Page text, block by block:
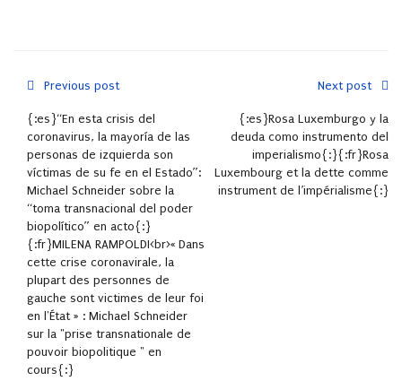
Previous post
{:es}“En esta crisis del
coronavirus, la mayoría de las
personas de izquierda son
víctimas de su fe en el Estado”:
Michael Schneider sobre la
“toma transnacional del poder
biopolítico” en acto{:}
{:fr}MILENA RAMPOLDI<br>« Dans
cette crise coronavirale, la
plupart des personnes de
gauche sont victimes de leur foi
en l'État » : Michael Schneider
sur la "prise transnationale de
pouvoir biopolitique " en
cours{:}
Next post
{:es}Rosa Luxemburgo y la
deuda como instrumento del
imperialismo{:}{:fr}Rosa
Luxembourg et la dette comme
instrument de l’impérialisme{:}